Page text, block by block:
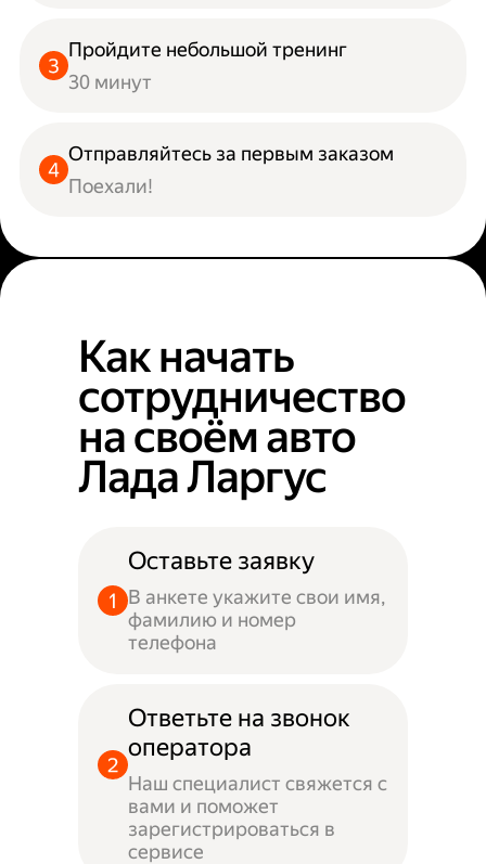
Пройдите небольшой тренинг
30 минут
Отправляйтесь за первым заказом
Поехали!
Как начать
сотрудничество
на своём авто
Лада Ларгус
Оставьте заявку
В анкете укажите свои имя,
фамилию и номер
телефона
Ответьте на звонок
оператора
Наш специалист свяжется с
вами и поможет
зарегистрироваться в
сервисе